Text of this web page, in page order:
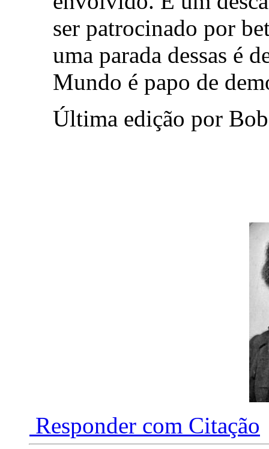
ser patrocinado por
uma parada dessas é
Mundo é papo de
Última edição por
Responder com Citação